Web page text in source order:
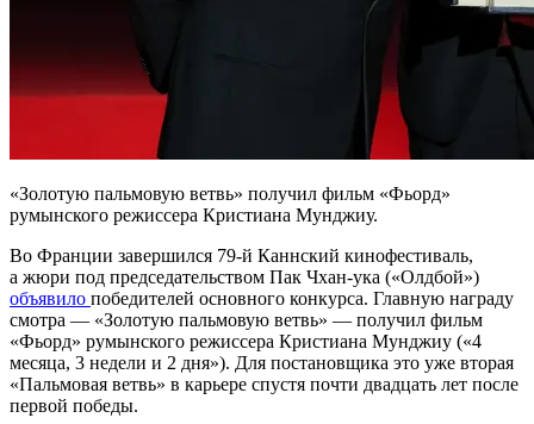
«Золотую пальмовую ветвь» получил фильм «Фьорд»
румынского режиссера Кристиана Мунджиу.
Во Франции завершился 79-й Каннский кинофестиваль,
а жюри под председательством Пак Чхан-ука («Олдбой»)
объявило победителей основного конкурса. Главную награду
смотра — «Золотую пальмовую ветвь» — получил фильм
«Фьорд» румынского режиссера Кристиана Мунджиу («4
месяца, 3 недели и 2 дня»). Для постановщика это уже вторая
«Пальмовая ветвь» в карьере спустя почти двадцать лет после
первой победы.